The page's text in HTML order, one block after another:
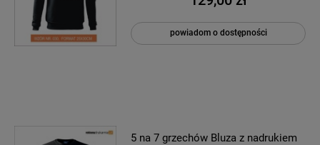
powiadom o dostępności
5 na 7 grzechów Bluza z nadrukiem